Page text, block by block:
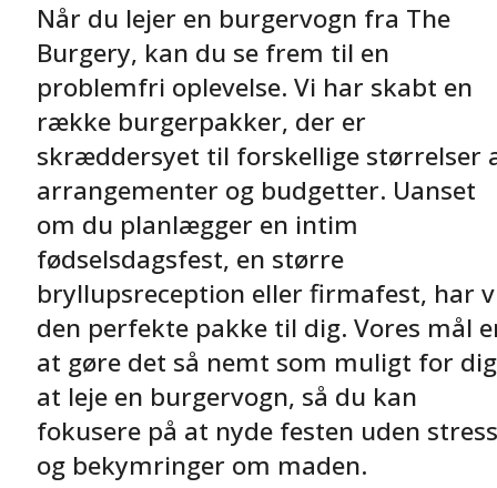
Når du lejer en burgervogn fra The
Burgery, kan du se frem til en
problemfri oplevelse. Vi har skabt en
række burgerpakker, der er
skræddersyet til forskellige størrelser
arrangementer og budgetter. Uanset
om du planlægger en intim
fødselsdagsfest, en større
bryllupsreception eller firmafest, har
den perfekte pakke til dig. Vores mål
at gøre det så nemt som muligt for dig
at leje en burgervogn, så du kan
fokusere på at nyde festen uden stress
og bekymringer om maden.